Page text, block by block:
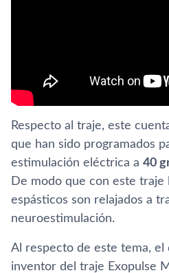
Respecto al traje, este
que han sido programados
estimulación eléctrica a 40
De modo que con este traje
espásticos son relajados a
neuroestimulación.
Al respecto de este tema, el
inventor del traje Exopulse